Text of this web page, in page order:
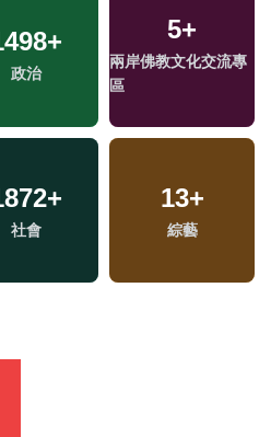
+
政治
5+
兩岸佛教文化交流專
區
+
社會
13+
綜藝